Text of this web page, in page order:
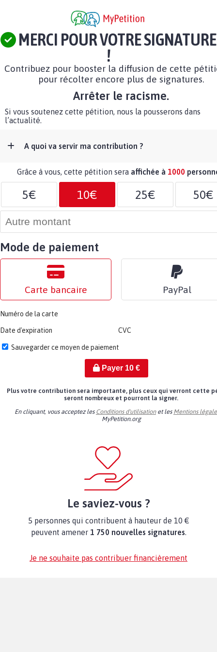
MERCI POUR VOTRE SIGNATURE
!
Contribuez pour booster la diffusion de cette
pour récolter encore plus de signatures.
Arrêter le racisme.
Si vous soutenez cette pétition, nous la pousserons dans
l’actualité.
A quoi va servir ma contribution ?
Grâce à vous, cette pétition sera affichée à 1000
5€ 10€ 25€ 50€
Mode de paiement
Carte bancaire PayPal
Numéro de la carte
Date d'expiration CVC
Sauvegarder ce moyen de paiement
Payer 10€
Plus votre contribution sera importante, plus ceux qui verront cette
seront nombreux et pourront la signer.
En cliquant, vous acceptez les Conditions d'utilisationet les Mentions
MyPetition.org
Le saviez-vous ?
5 personnes qui contribuent à hauteur de 10 €
peuvent amener 1 750 nouvelles signatures.
Je ne souhaite pas contribuer financièrement